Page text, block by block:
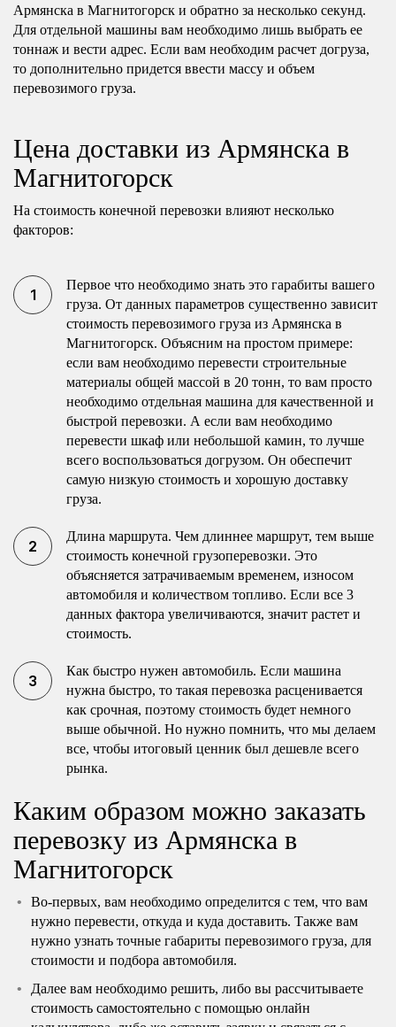
Армянска в Магнитогорск и обратно за несколько секунд.
Для отдельной машины вам необходимо лишь выбрать ее
тоннаж и вести адрес. Если вам необходим расчет догруза,
то дополнительно придется ввести массу и объем
перевозимого груза.
Цена доставки из Армянска в
Магнитогорск
На стоимость конечной перевозки влияют несколько
факторов:
Первое что необходимо знать это гарабиты вашего
груза. От данных параметров существенно зависит
стоимость перевозимого груза из Армянска в
Магнитогорск. Объясним на простом примере:
если вам необходимо перевести строительные
материалы общей массой в 20 тонн, то вам просто
необходимо отдельная машина для качественной и
быстрой перевозки. А если вам необходимо
перевести шкаф или небольшой камин, то лучше
всего воспользоваться догрузом. Он обеспечит
самую низкую стоимость и хорошую доставку
груза.
Длина маршрута. Чем длиннее маршрут, тем выше
стоимость конечной грузоперевозки. Это
объясняется затрачиваемым временем, износом
автомобиля и количеством топливо. Если все 3
данных фактора увеличиваются, значит растет и
стоимость.
Как быстро нужен автомобиль. Если машина
нужна быстро, то такая перевозка расценивается
как срочная, поэтому стоимость будет немного
выше обычной. Но нужно помнить, что мы делаем
все, чтобы итоговый ценник был дешевле всего
рынка.
Каким образом можно заказать
перевозку из Армянска в
Магнитогорск
Во-первых, вам необходимо определится с тем, что вам
нужно перевести, откуда и куда доставить. Также вам
нужно узнать точные габариты перевозимого груза, для
стоимости и подбора автомобиля.
Далее вам необходимо решить, либо вы рассчитываете
стоимость самостоятельно с помощью онлайн